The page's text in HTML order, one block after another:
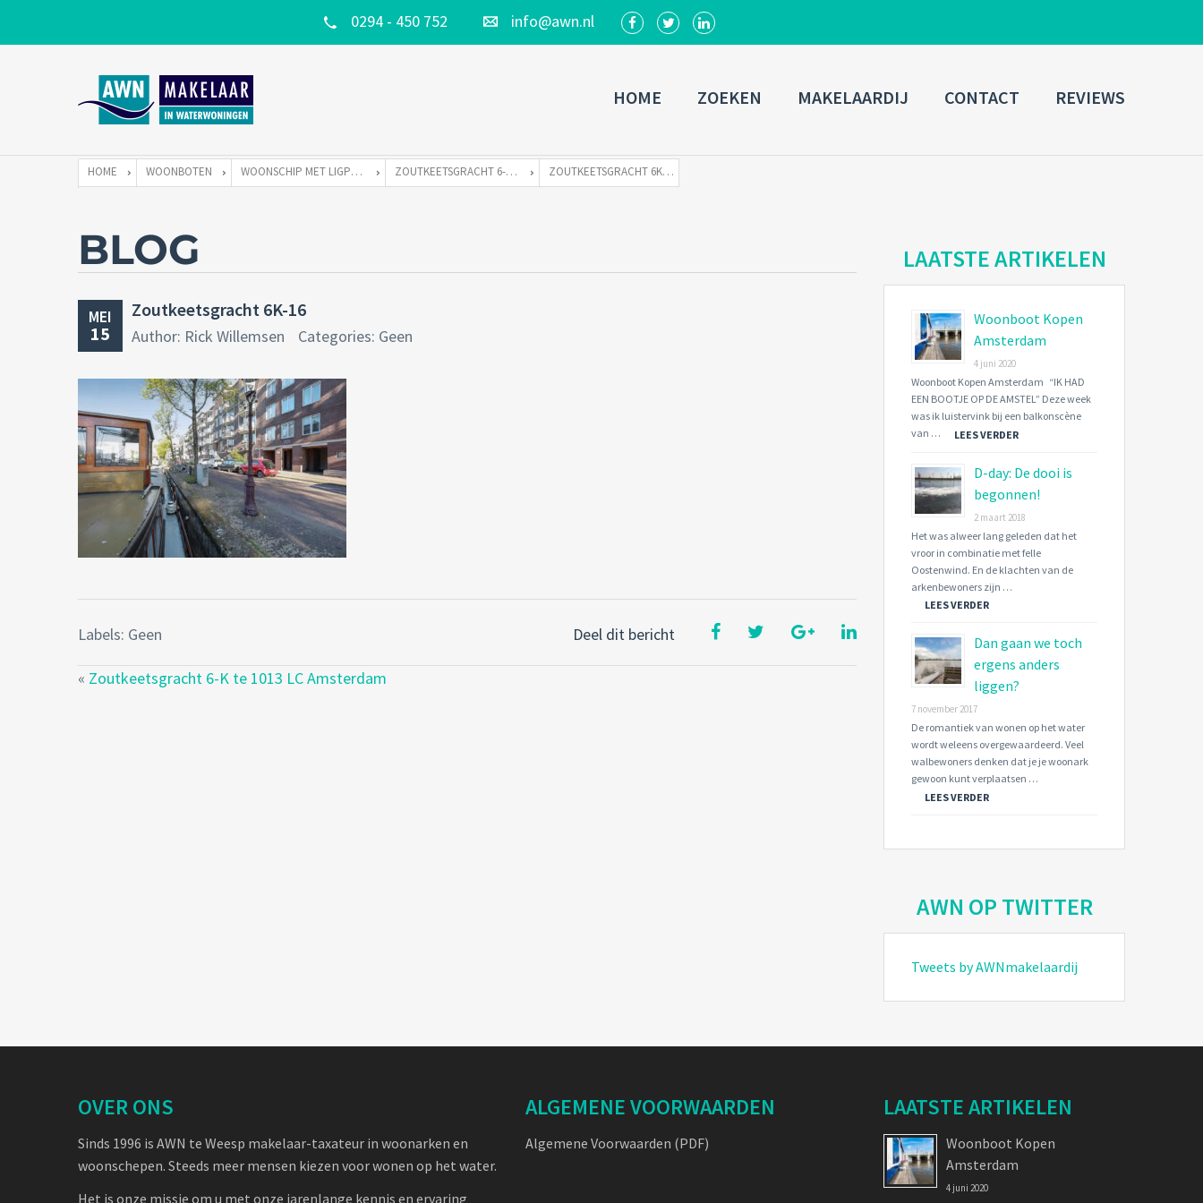
0294 - 450 752 info@awn.nl
Username
Connect with:
Forgot
password? SIGN IN
Remember me
HOME ZOEKEN MAKELAARDIJ CONTACT REVIEWS
HOME WOONBOTEN WOONSCHIP MET LIGPLAATS ZOUTKEETSGRACHT 6-K TE 1013 LC AMSTERDAM ZOUTKEETSGRACHT 6K-16
BLOG
MEI
15
Zoutkeetsgracht 6K-16
Author: Rick Willemsen Categories: Geen
Deel dit bericht
Labels: Geen
« Zoutkeetsgracht 6-K te 1013 LC Amsterdam
LAATSTE ARTIKELEN
Woonboot Kopen
Amsterdam
4 juni 2020
Woonboot Kopen Amsterdam “IK HAD
EEN BOOTJE OP DE AMSTEL” Deze week
was ik luistervink bij een balkonscène
van …
LEES VERDER
D-day: De dooi is
begonnen!
2 maart 2018
Het was alweer lang geleden dat het
vroor in combinatie met felle
Oostenwind. En de klachten van de
arkenbewoners zijn …
LEES VERDER
Dan gaan we toch
ergens anders
liggen?
7 november 2017
De romantiek van wonen op het water
wordt weleens overgewaardeerd. Veel
walbewoners denken dat je je woonark
gewoon kunt verplaatsen …
LEES VERDER
AWN OP TWITTER
Tweets by AWNmakelaardij
OVER ONS
Sinds 1996 is AWN te Weesp makelaar-taxateur in woonarken en
woonschepen. Steeds meer mensen kiezen voor wonen op het water.
Het is onze missie om u met onze jarenlange kennis en ervaring
ALGEMENE VOORWAARDEN
Algemene Voorwaarden (PDF)
LAATSTE ARTIKELEN
Woonboot Kopen
Amsterdam
4 juni 2020